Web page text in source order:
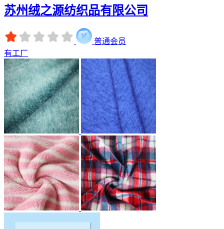
苏州绒之源纺织品有限公司
普通会员
有工厂